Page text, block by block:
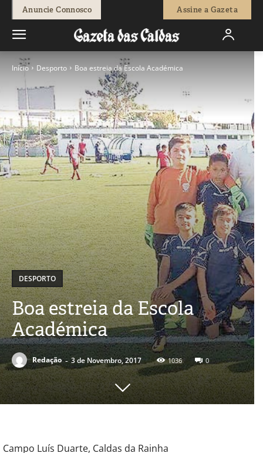
Anuncie Connosco Assine a Gazeta
Início Desporto Boa estreia da Escola Académica
DESPORTO
Boa estreia da Escola
Académica
Redação - 3 de Novembro, 2017 1036 0
Campo Luís Duarte, Caldas da Rainha